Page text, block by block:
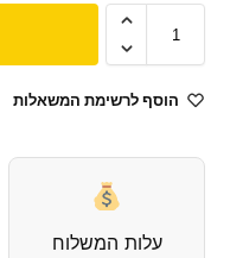
הוסף לרשימת המשאלות
עלות המשלוח